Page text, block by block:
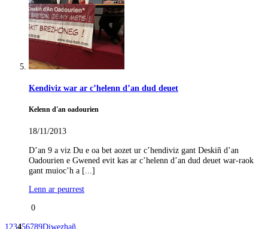
Kendiviz war ar c’helenn d’an dud deuet
Kelenn d'an oadourien
18/11/2013
D’an 9 a viz Du e oa bet aozet ur c’hendiviz gant Deskiñ d’an
Oadourien e Gwened evit kas ar c’helenn d’an dud deuet war-raok
gant muioc’h a [...]
Lenn ar peurrest
0
123456789Diwezhañ